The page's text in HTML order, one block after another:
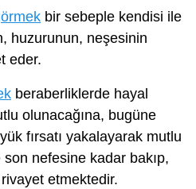
bir sebeple kendisi ile
huzurunun, neşesinin
eder.
beraberliklerde hayal
olunacağına, bugüne
fırsatı yakalayarak mutlu
nefesine kadar bakıp,
etmektedir.